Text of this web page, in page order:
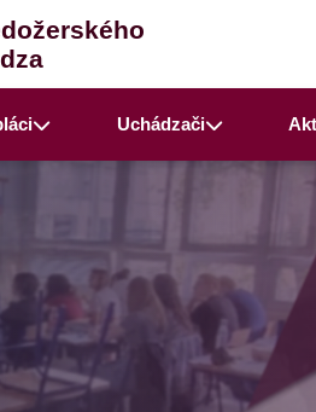
Uchádzači